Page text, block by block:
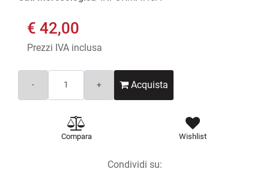
€ 42,00
Prezzi IVA inclusa
Acquista
Compara Wishlist
Condividi su: